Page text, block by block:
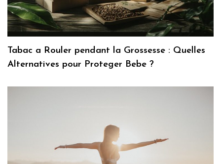
Tabac a Rouler pendant la Grossesse : Quelles
Alternatives pour Proteger Bebe ?